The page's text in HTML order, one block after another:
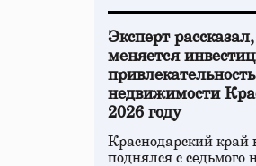
Эксперт
меняется
привлекательность
недвижимости
2026 году
Краснодарский край
поднялся с седьмого